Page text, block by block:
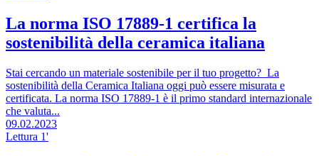
La norma ISO 17889-1 certifica la
sostenibilità della ceramica italiana
Stai cercando un materiale sostenibile per il tuo progetto? La
sostenibilità della Ceramica Italiana oggi può essere misurata e
certificata. La norma ISO 17889-1 è il primo standard internazionale
che valuta...
09.02.2023
Lettura 1'